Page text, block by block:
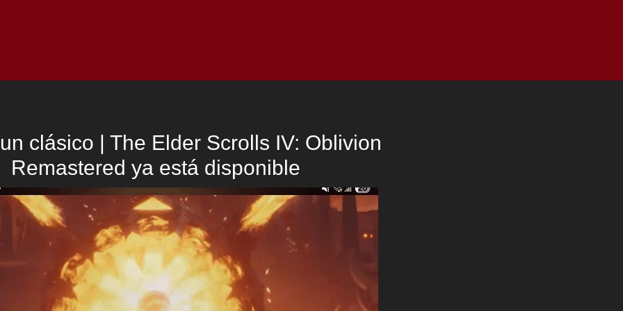
clásico | The Elder Scrolls IV: Oblivion
Remastered ya está disponible